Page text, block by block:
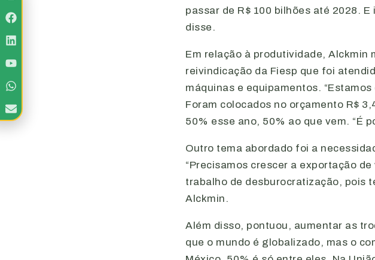
passar de R$ 100 bilhões até 2028.
disse.
Em relação à produtividade, Alckmin
reivindicação da Fiesp que foi
máquinas e equipamentos.
Foram colocados no orçamento R$
50% esse ano, 50% ao que vem. “É
Outro tema abordado foi a
“Precisamos crescer a exportação
trabalho de desburocratização, pois
Alckmin.
Além disso, pontuou, aumentar as
que o mundo é globalizado, mas o